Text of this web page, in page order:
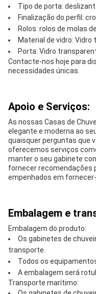
Tipo de porta:
Finalização do perfil:
Rolos: rolos de molas
Material de vidro:
Porta: Vidro
Contacte-nos hoje para
necessidades únicas.
Apoio e Serviços:
As nossas Casas de
elegante e moderna ao
quaisquer perguntas que
oferecemos serviços
manter o seu gabinete
fornecer recomendações
empenhados em
Embalagem e
Embalagem do produto:
Os gabinetes de
transporte.
Todos os
A embalagem será
Transporte marítimo: